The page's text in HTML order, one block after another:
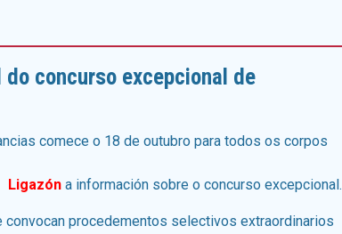
concurso excepcional de
comece o 18 de outubro para todos os corpos
Ligazón a información sobre o concurso excepcional.
convocan procedementos selectivos extraordinarios